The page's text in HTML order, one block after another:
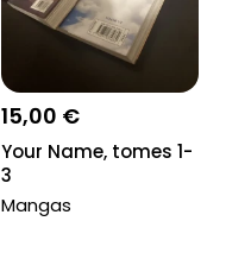
15,00 €
Your Name, tomes 1-
3
Mangas